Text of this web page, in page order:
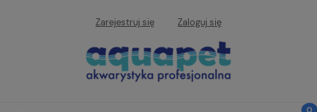
Zarejestruj się Zaloguj się